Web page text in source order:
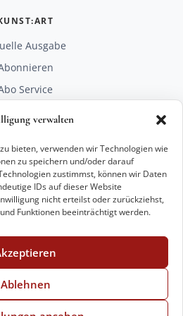
verwalten
bieten, verwenden wir Technologien wie
zu speichern und/oder darauf
zustimmst, können wir Daten
IDs auf dieser Website
nicht erteilst oder zurückziehst,
Funktionen beeinträchtigt werden.
Ablehnen
Ausgabe
Service
Impressum
KONTAKT
221 29 28 27 21